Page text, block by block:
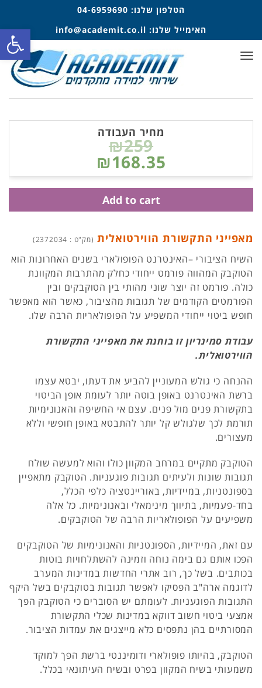
פתח
הטלפון שלנו: 04-6959690
האימייל שלנו: info@academit.co.il
תפריט
מאפייני התקשורת הווירטואלית (מק"ט : 2372034)
השיח הציבורי –האינטרנט הפופולארי בשנים האחרונות הוא
הטוקבק המהווה פורמט ייחודי כחלק מהתרבות המקוונת
כולה. פורמט זה יוצר שוני מהותי בין הטוקבקים ובין
הפורמטים הקודמים של תגובות מהציבור, כאשר הוא מאפשר
חופש ביטוי ייחודי המשפיע על הפופולאריות הרבה שלו.
עבודת סמינריון זו בוחנת את מאפייני התקשורת
הווירטואלית.
ההנחה כי גולש המעוניין להביע את דעתו, יבטא עצמו
ברשת האינטרנט באופן בוטה יותר לעומת אופן הביטוי
בתקשורת פנים מול פנים. עצם אי החשיפה והאנונימיות
תורמת לכך שלגולש קל יותר להתבטא באופן חופשי וללא
מעצורים.
הטוקבק מתקיים במרחב המקוון כולו והוא למעשה שולח
תגובות שונות ולעיתים תגובות פוגעניות. הטוקבק מתאפיין
בספונטניות, במיידיות, באוריינטציה כלפי הכלל,
בחד-פעמיות, בתיווך מינימאלי ובאנונימיות. כל אלה
משפיעים על הפופולאריות הרבה של הטוקבקים.
עם זאת, המיידיות, הספונטניות והאנונימיות של הטוקבקים
הפכו אותם גם בימה נוחה וזמינה להשתלחויות בוטות
בכותבים. בשל כך, רוב אתרי החדשות במדינות המערב
לדוגמה ארה"ב הפסיקו לאפשר תגובות בטוקבקים בשל היקף
התגובות הפוגעניות. לעומתם יש הסוברים כי הטוקבק הפך
אמצעי ביטוי חשוב דווקא במדינות שכלי התקשורת
המסורתיים בהן נתפסים כלא מייצגים את עמדות הציבור.
הטוקבק, בהיותו פופולארי ודומיננטי ברשת הפך למוקד
משמעותי בשיח המקוון בפרט ובשיח העיתונאי בכלל.
מחיר העבודה
₪259
₪168.35
Add to cart